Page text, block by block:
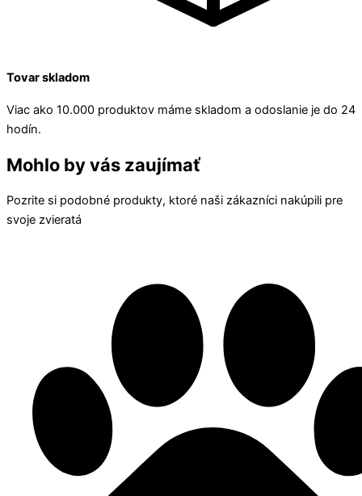
Tovar skladom
Viac ako 10.000 produktov máme skladom a odoslanie je do 24
hodín.
Mohlo by vás zaujímať
Pozrite si podobné produkty, ktoré naši zákazníci nakúpili pre
svoje zvieratá